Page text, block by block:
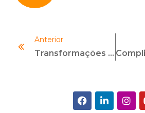
Anterior
Transformações No Chile Criam Demanda Por Programas De Compliance